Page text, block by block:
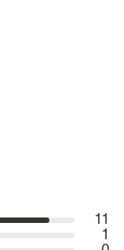
11
1